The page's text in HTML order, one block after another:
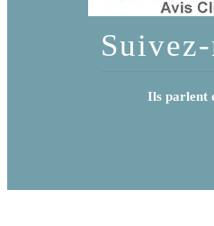
Ils parlent